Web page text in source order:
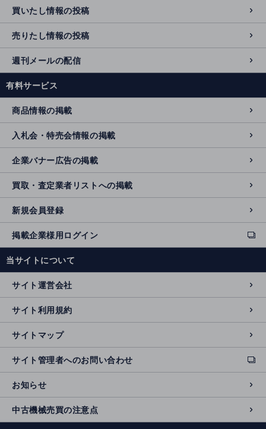
買いたし情報の投稿
売りたし情報の投稿
週刊メールの配信
有料サービス
商品情報の掲載
入札会・特売会情報の掲載
企業バナー広告の掲載
買取・査定業者リストへの掲載
新規会員登録
掲載企業様用ログイン
ext
e
n
al
si
t
e
当サイトについて
サイト運営会社
サイト利用規約
サイトマップ
サイト管理者へのお問い合わせ
ext
e
r
n
al
si
お知らせ
中古機械売買の注意点